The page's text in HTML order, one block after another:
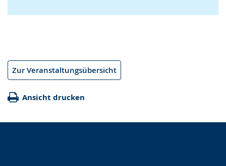
Zur Veranstaltungsübersicht
Ansicht drucken